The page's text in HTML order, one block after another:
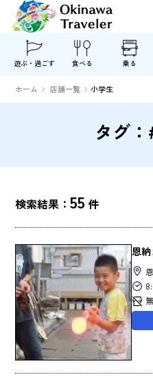
遊ぶ・過ごす 食べる 乗る
ホーム 店舗一覧 小学生
タグ
検索結果：55 件
恩